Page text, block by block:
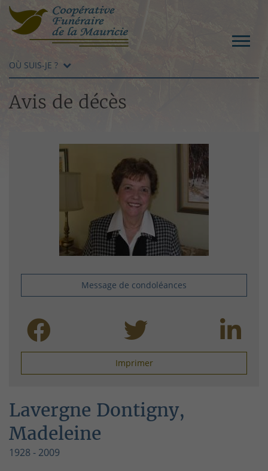
OÙ SUIS-JE ?
Avis de décès
Message de condoléances
Imprimer
Lavergne Dontigny,
Madeleine
1928 - 2009